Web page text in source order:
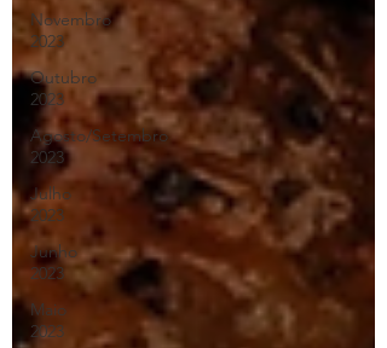
Novembro
2023
Outubro
2023
Agosto/Setembro
2023
Julho
2023
Junho
2023
Maio
2023